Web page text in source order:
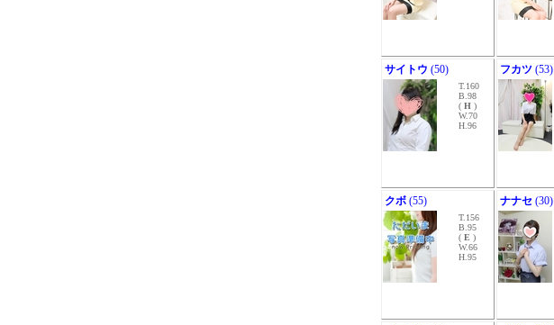
サイトウ (50)
T.160
B.98
( H )
W.70
H.96
フカツ (53)
クボ (55)
T.156
B.95
( E )
W.66
H.95
ナナセ (30)